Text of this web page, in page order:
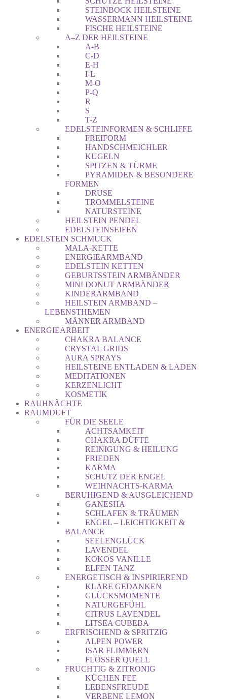
STEINBOCK HEILSTEINE
WASSERMANN HEILSTEINE
FISCHE HEILSTEINE
A–Z DER HEILSTEINE
A-B
C-D
E-H
I-L
M-O
P-Q
R
S
T-Z
EDELSTEINFORMEN & SCHLIFFE
FREIFORM
HANDSCHMEICHLER
KUGELN
SPITZEN & TÜRME
PYRAMIDEN & BESONDERE
FORMEN
DRUSE
TROMMELSTEINE
NATURSTEINE
HEILSTEIN PENDEL
EDELSTEINSEIFEN
EDELSTEIN SCHMUCK
MALA-KETTE
ENERGIEARMBAND
EDELSTEIN KETTEN
GEBURTSSTEIN ARMBÄNDER
MINI DONUT ARMBÄNDER
KINDERARMBAND
HEILSTEIN ARMBAND –
LEBENSTHEMEN
MÄNNER ARMBAND
ENERGIEARBEIT
CHAKRA BALANCE
CRYSTAL GRIDS
AURA SPRAYS
HEILSTEINE ENTLADEN & LADEN
MEDITATIONEN
KERZENLICHT
KOSMETIK
RAUHNÄCHTE
RAUMDUFT
FÜR DIE SEELE
ACHTSAMKEIT
CHAKRA DÜFTE
REINIGUNG & HEILUNG
FRIEDEN
KARMA
SCHUTZ DER ENGEL
WEIHNACHTS-KARMA
BERUHIGEND & AUSGLEICHEND
GANESHA
SCHLAFEN & TRÄUMEN
ENGEL – LEICHTIGKEIT &
BALANCE
SEELENGLÜCK
LAVENDEL
KOKOS VANILLE
ELFEN TANZ
ENERGETISCH & INSPIRIEREND
KLARE GEDANKEN
GLÜCKSMOMENTE
NATURGEFÜHL
CITRUS LAVENDEL
LITSEA CUBEBA
ERFRISCHEND & SPRITZIG
ALPEN POWER
ISAR FLIMMERN
FLÖSSER QUELL
FRUCHTIG & ZITRONIG
KÜCHEN FEE
LEBENSFREUDE
VERBENE LEMON